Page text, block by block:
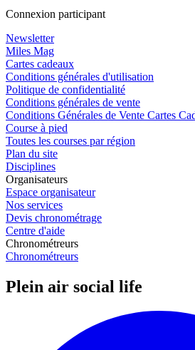
Connexion participant
Newsletter
Miles Mag
Cartes cadeaux
Conditions générales d'utilisation
Politique de confidentialité
Conditions générales de vente
Conditions Générales de Vente Cartes
Course à pied
Toutes les courses par région
Plan du site
Disciplines
Organisateurs
Espace organisateur
Nos services
Devis chronométrage
Centre d'aide
Chronométreurs
Chronométreurs
Plein air social life